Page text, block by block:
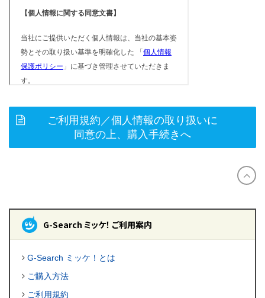
ご利用規約／個人情報の取り扱いに
同意の上、購入手続きへ
G-Search ミッケ！ ご利用案内
G-Search ミッケ！とは
ご購入方法
ご利用規約